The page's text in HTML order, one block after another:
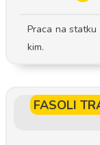
Praca na statku
kim.
FASOLI